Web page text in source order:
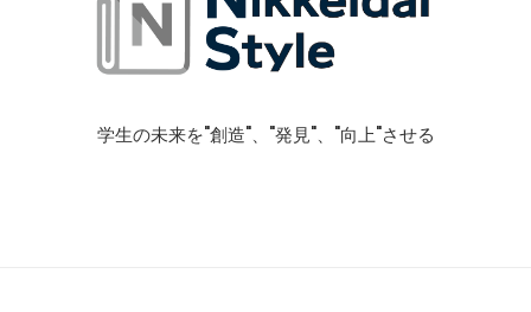
学生の未来を"創造"、"発見"、"向上"させる